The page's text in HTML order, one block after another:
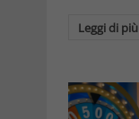
Leggi di più